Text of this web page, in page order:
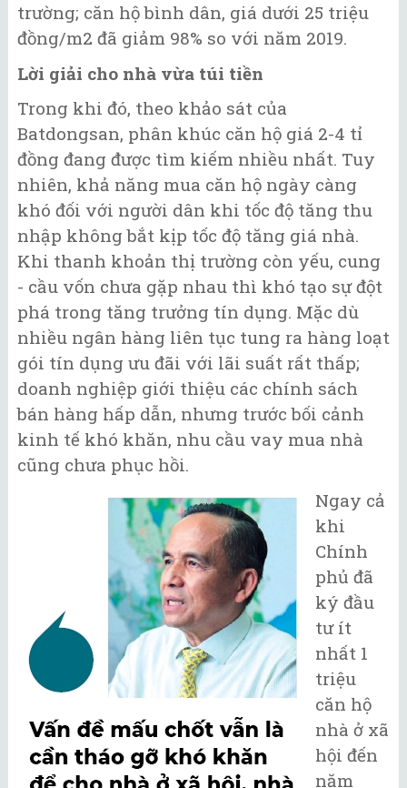
trường; căn hộ bình dân, giá dưới 25 triệu
đồng/m2 đã giảm 98% so với năm 2019.
Lời giải cho nhà vừa túi tiền
Trong khi đó, theo khảo sát của
Batdongsan, phân khúc căn hộ giá 2-4 tỉ
đồng đang được tìm kiếm nhiều nhất. Tuy
nhiên, khả năng mua căn hộ ngày càng
khó đối với người dân khi tốc độ tăng thu
nhập không bắt kịp tốc độ tăng giá nhà.
Khi thanh khoản thị trường còn yếu, cung
- cầu vốn chưa gặp nhau thì khó tạo sự đột
phá trong tăng trưởng tín dụng. Mặc dù
nhiều ngân hàng liên tục tung ra hàng loạt
gói tín dụng ưu đãi với lãi suất rất thấp;
doanh nghiệp giới thiệu các chính sách
bán hàng hấp dẫn, nhưng trước bối cảnh
kinh tế khó khăn, nhu cầu vay mua nhà
cũng chưa phục hồi.
Ngay cả
khi
Chính
phủ đã
ký đầu
tư ít
nhất 1
triệu
căn hộ
nhà ở xã
hội đến
năm